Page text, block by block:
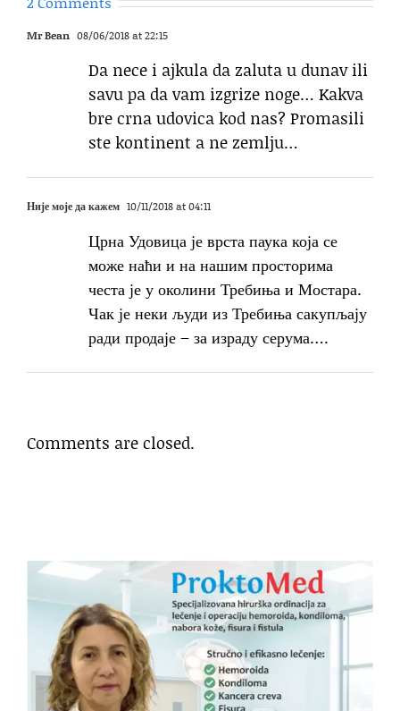
Mr Bean 08/06/2018 at 22:15
Da nece i ajkula da zaluta u dunav ili
savu pa da vam izgrize noge… Kakva
bre crna udovica kod nas? Promasili
ste kontinent a ne zemlju…
Није моје да кажем 10/11/2018 at 04:11
Црна Удовица је врста паука која се
може наћи и на нашим просторима
честа је у околини Требиња и Мостара.
Чак је неки људи из Требиња сакупљају
ради продаје – за израду серума….
Comments are closed.